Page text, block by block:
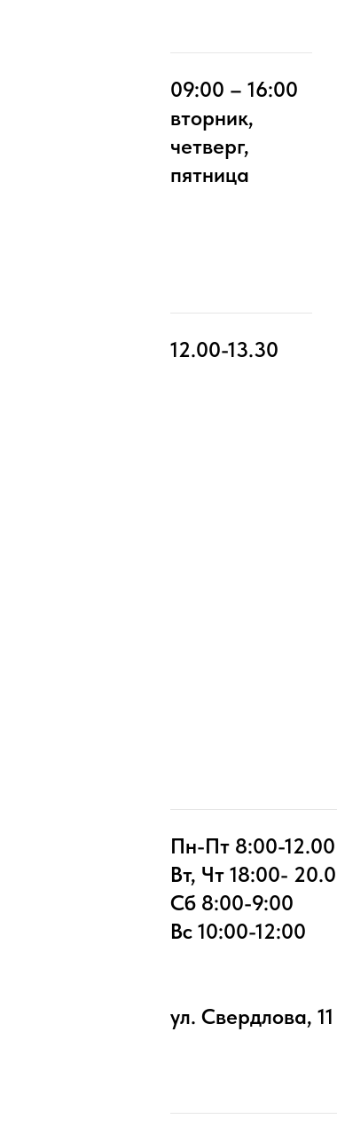
09:00 – 16:00
вторник,
четверг,
пятница
12.00-13.30
Пн-Пт 8:00-12.00
Вт, Чт 18:00-
Сб 8:00-9:00
Вс 10:00-12:00
ул. Свердлова, 11